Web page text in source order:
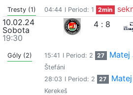
Tresty (1) 04:44 I Period: 1 2min
10.02.24
Sobota
19:30
4 : 8
Góly (2) 15:41 I Period: 2 27 Matej
Štefáni
28:03 I Period: 2 27
Kerekeš